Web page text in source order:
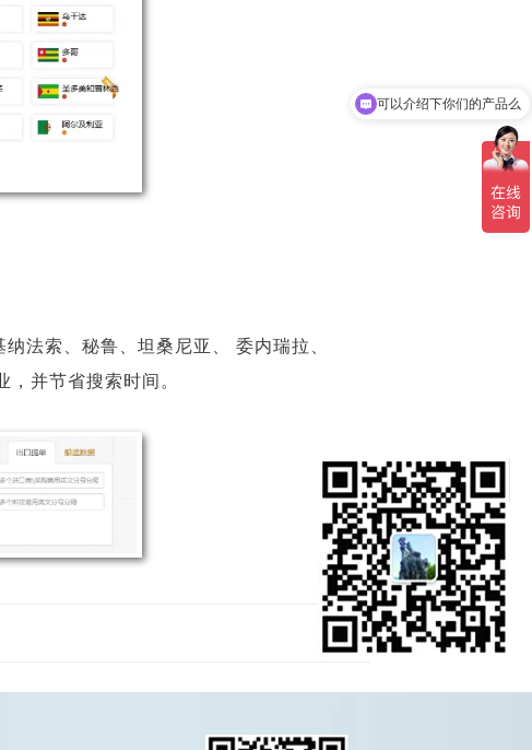
法索、秘鲁、坦桑尼亚、 委内瑞拉、
并节省搜索时间。
可以介绍下你们的产品么